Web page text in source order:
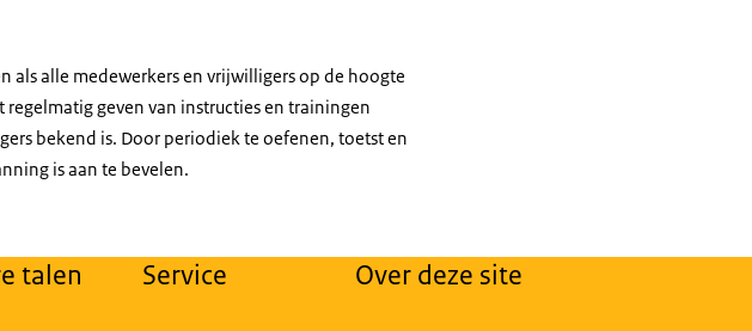
alle medewerkers en vrijwilligers op de hoogte
geven van instructies en trainingen
bekend is. Door periodiek te oefenen, toetst en
is aan te bevelen.
talen Service Over deze site